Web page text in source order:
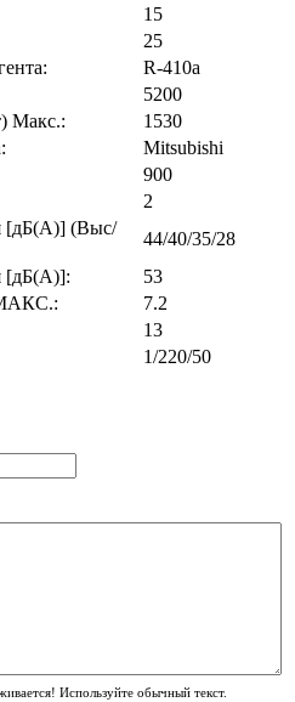
15
25
R-410a
5200
Макс.:
1530
Mitsubishi
900
2
[дБ(А)] (Выс/
44/40/35/28
[дБ(А)]:
53
МАКС.:
7.2
13
1/220/50
Используйте обычный текст.